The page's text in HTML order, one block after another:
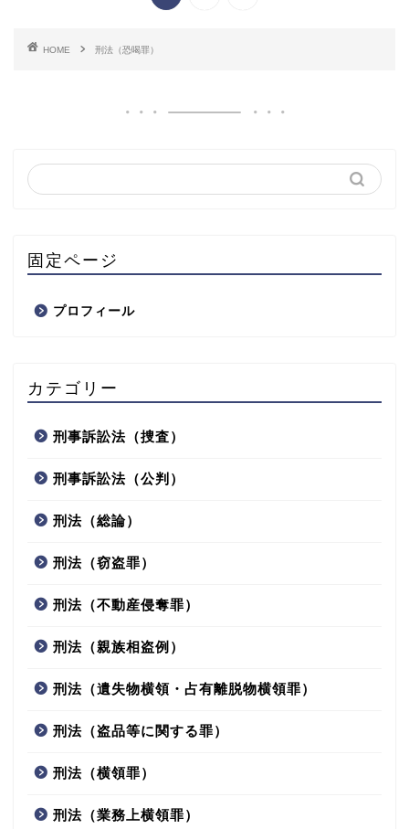
HOME 刑法（恐喝罪）
固定ページ
プロフィール
カテゴリー
刑事訴訟法（捜査）
刑事訴訟法（公判）
刑法（総論）
刑法（窃盗罪）
刑法（不動産侵奪罪）
刑法（親族相盗例）
刑法（遺失物横領・占有離脱物横領罪）
刑法（盗品等に関する罪）
刑法（横領罪）
刑法（業務上横領罪）